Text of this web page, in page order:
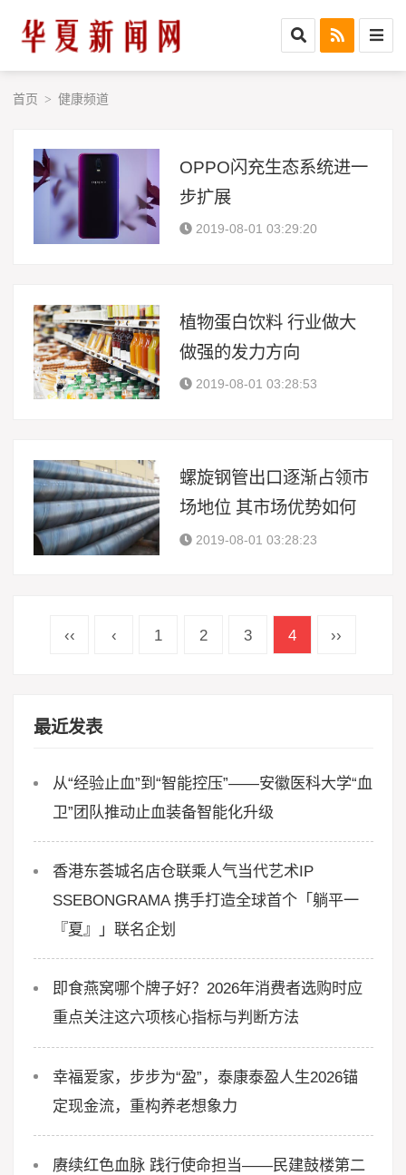
首页 > 健康频道
OPPO闪充生态系统进一
步扩展
2019-08-01 03:29:20
植物蛋白饮料 行业做大
做强的发力方向
2019-08-01 03:28:53
螺旋钢管出口逐渐占领市
场地位 其市场优势如何
2019-08-01 03:28:23
‹‹ ‹ 1 2 3 4 ››
最近发表
从“经验止血”到“智能控压”——安徽医科大学“血
卫”团队推动止血装备智能化升级
香港东荟城名店仓联乘人气当代艺术IP
SSEBONGRAMA 携手打造全球首个「躺平一
『夏』」联名企划
即食燕窝哪个牌子好？2026年消费者选购时应
重点关注这六项核心指标与判断方法
幸福爱家，步步为“盈”，泰康泰盈人生2026锚
定现金流，重构养老想象力
赓续红色血脉 践行使命担当——民建鼓楼第二